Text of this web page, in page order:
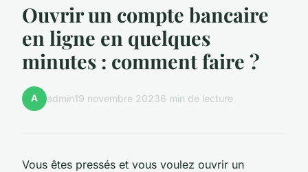
Ouvrir un compte bancaire
en ligne en quelques
minutes : comment faire ?
A admin19 novembre 20236 min de lecture
Vous êtes pressés et vous voulez ouvrir un